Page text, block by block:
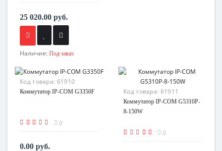
25 020.00 руб.
Наличие: Под заказ
Код товара: 61910
Коммутатор IP-COM G3350F
0
0.00 руб.
Код товара: 61911
Коммутатор IP-COM G5310P-
8-150W
0